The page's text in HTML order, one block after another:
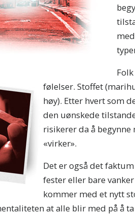
følelser. Stoffet
høy). Etter hvert som
den uønskede
risikerer da å
«virker».
Det er også det
fester eller bare
kommer med et nytt
at alle blir med på å